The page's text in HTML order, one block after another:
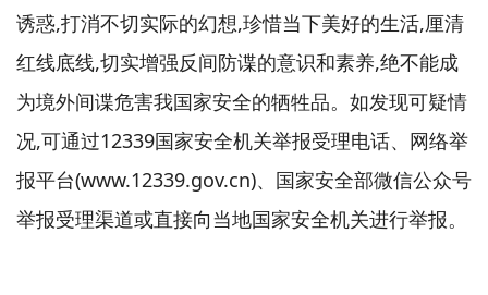
诱惑,打消不切实际的幻想,珍惜当下美好的生活,厘清
红线底线,切实增强反间防谍的意识和素养,绝不能成
为境外间谍危害我国家安全的牺牲品。如发现可疑情
况,可通过12339国家安全机关举报受理电话、网络举
报平台(www.12339.gov.cn)、国家安全部微信公众号
举报受理渠道或直接向当地国家安全机关进行举报。